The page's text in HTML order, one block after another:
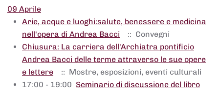
09 Aprile
Arie, acque e luoghi:salute, benessere e medicina
nell'opera di Andrea Bacci
:: Convegni
Chiusura: La carriera dell'Archiatra pontificio
Andrea Bacci delle terme attraverso le sue opere
e lettere
:: Mostre, esposizioni, eventi culturali
17:00 - 19:00 Seminario di discussione del libro